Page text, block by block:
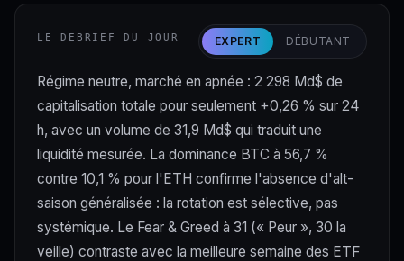
LE DÉBRIEF DU JOUR EXPERT DÉBUTANT
Régime neutre, marché en apnée : 2 298 Md$ de
capitalisation totale pour seulement +0,26 % sur 24
h, avec un volume de 31,9 Md$ qui traduit une
liquidité mesurée. La dominance BTC à 56,7 %
contre 10,1 % pour l'ETH confirme l'absence d'alt-
saison généralisée : la rotation est sélective, pas
systémique. Le Fear & Greed à 31 (« Peur », 30 la
veille) contraste avec la meilleure semaine des ETF